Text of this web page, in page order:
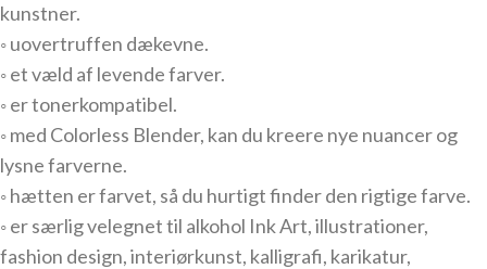
kunstner.
◦ uovertruffen dækevne.
◦ et væld af levende farver.
◦ er tonerkompatibel.
◦ med Colorless Blender, kan du kreere nye nuancer og
lysne farverne.
◦ hætten er farvet, så du hurtigt finder den rigtige farve.
◦ er særlig velegnet til alkohol Ink Art, illustrationer,
fashion design, interiørkunst, kalligrafi, karikatur,